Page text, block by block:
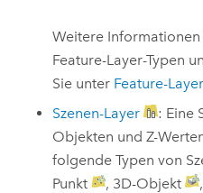
Weitere
Feature-Layer-Typen
Sie unter Feature-Layer
Szenen-Layer
: Eine
Objekten und Z-
folgende Typen von
Punkt
, 3D-Objekt